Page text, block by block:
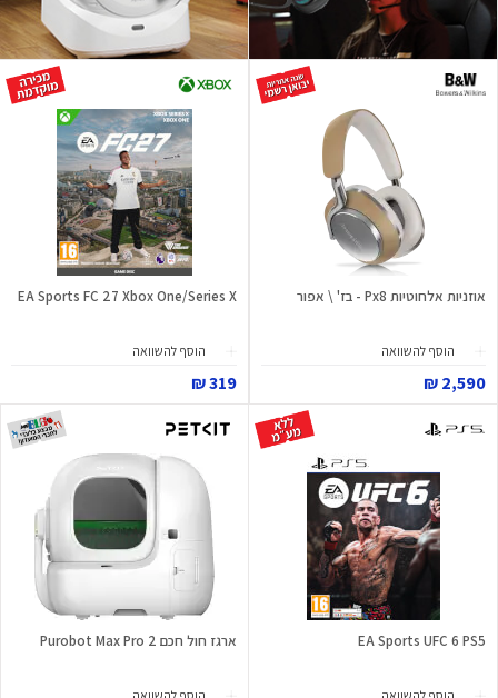
אוזניות אלחוטיות Px8 - בז' \ אפור
הוסף להשוואה
2,590 ₪
EA Sports FC 27 Xbox One/Series X
הוסף להשוואה
319 ₪
EA Sports UFC 6 PS5 ארגז חול חכם Purobot Max Pro 2